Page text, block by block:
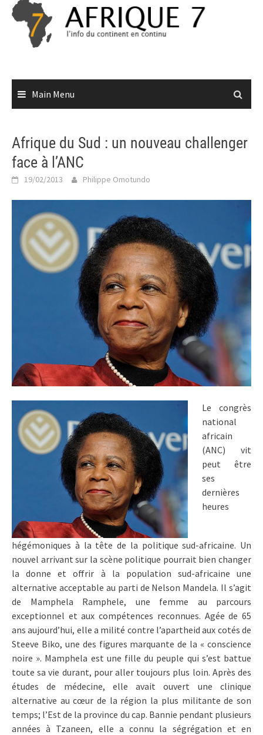
Skip
content
Main Menu
Afrique du Sud : un nouveau challenger
face à l’ANC
19/02/2013 Philippe Omotundo
Le congrès
national
africain
(ANC) vit
peut être
ses
dernières
heures
hégémoniques à la tête de la politique sud-africaine. Un
nouvel arrivant sur la scène politique pourrait bien changer
la donne et offrir à la population sud-africaine une
alternative acceptable au parti de Nelson Mandela. Il s’agit
de Mamphela Ramphele, une femme au parcours
exceptionnel et aux compétences reconnues. Agée de 65
ans aujourd’hui, elle a milité contre l’apartheid aux cotés de
Steeve Biko, une des figures marquante de la « conscience
noire ». Mamphela est une fille du peuple qui s’est battue
toute sa vie durant, pour aller toujours plus loin. Après des
études de médecine, elle avait ouvert une clinique
alternative au cœur de la région la plus militante de son
temps; l’Est de la province du cap. Bannie pendant plusieurs
années à Tzaneen, elle a connu la ségrégation et en